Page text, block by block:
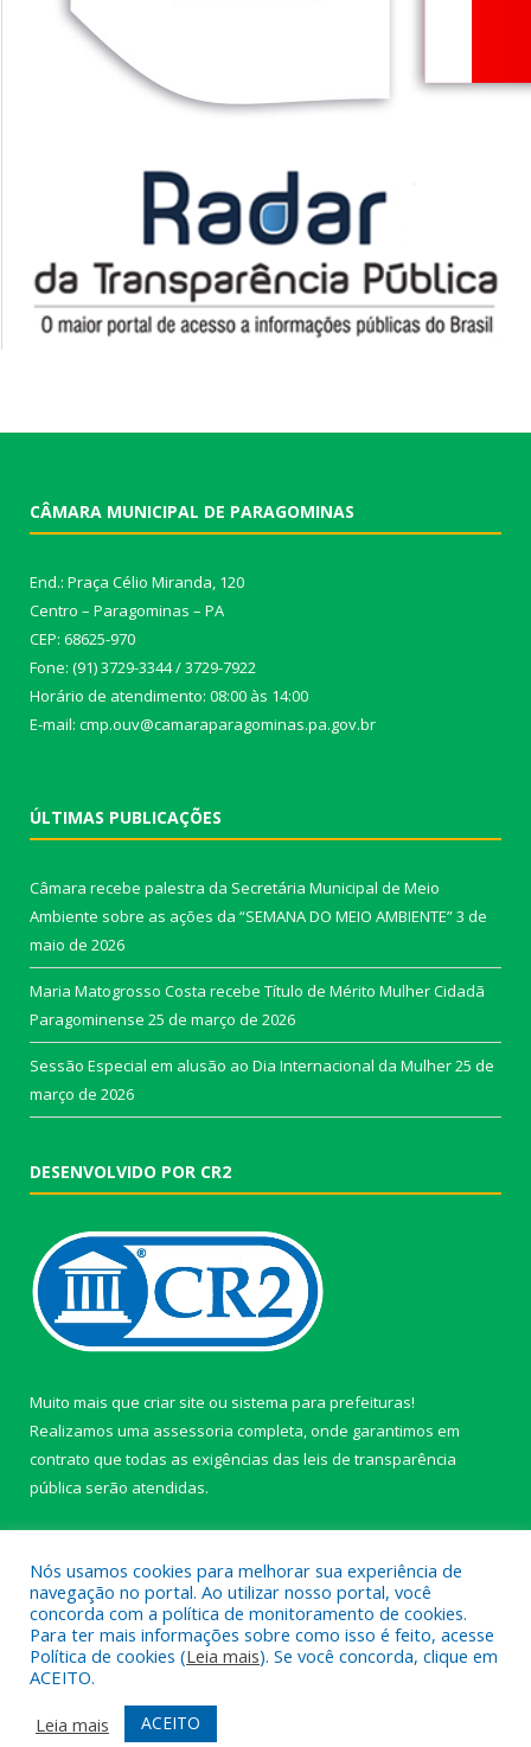
CÂMARA MUNICIPAL DE PARAGOMINAS
End.: Praça Célio Miranda, 120
Centro – Paragominas – PA
CEP: 68625-970
Fone: (91) 3729-3344 / 3729-7922
Horário de atendimento: 08:00 às 14:00
E-mail: cmp.ouv@camaraparagominas.pa.gov.br
ÚLTIMAS PUBLICAÇÕES
Câmara recebe palestra da Secretária Municipal de Meio
Ambiente sobre as ações da “SEMANA DO MEIO AMBIENTE”3 de
maio de 2026
Maria Matogrosso Costa recebe Título de Mérito Mulher Cidadã
Paragominense 25 de março de 2026
Sessão Especial em alusão ao Dia Internacional da Mulher25 de
março de 2026
DESENVOLVIDO POR CR2
Muito mais que criar site ou sistema para prefeituras!
Realizamos uma assessoria completa, onde garantimos em
contrato que todas as exigências das leis de transparência
pública serão atendidas.
Todos os direitos reservados a câmara de Paragominas.
Mapa do Site
Acessar Área Administrativa
Nós usamos cookies para melhorar sua experiência de
navegação no portal. Ao utilizar nosso portal, você
concorda com a política de monitoramento de cookies.
Para ter mais informações sobre como isso é feito, acesse
Política de cookies (Leia mais). Se você concorda, clique em
ACEITO.
Leia mais
ACEITO